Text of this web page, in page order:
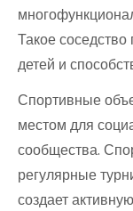
Такое
детей и
Спортивные
местом для
сообщества.
регулярные
создает